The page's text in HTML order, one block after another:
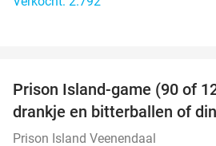
Prison Island-game (90 of
drankje en bitterballen of
Prison Island Veenendaal